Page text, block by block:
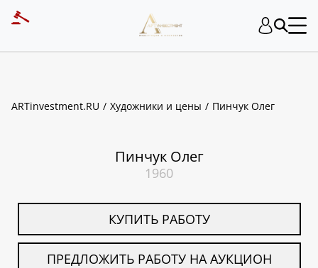
ARTinvestment.RU Художники и цены Пинчук Олег
Пинчук Олег
1960
КУПИТЬ РАБОТУ
ПРЕДЛОЖИТЬ РАБОТУ НА АУКЦИОН